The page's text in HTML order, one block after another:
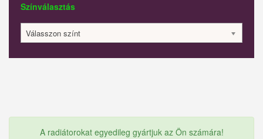
Színválasztás
Válasszon színt
A radiátorokat egyedileg gyártjuk az Ön számára!